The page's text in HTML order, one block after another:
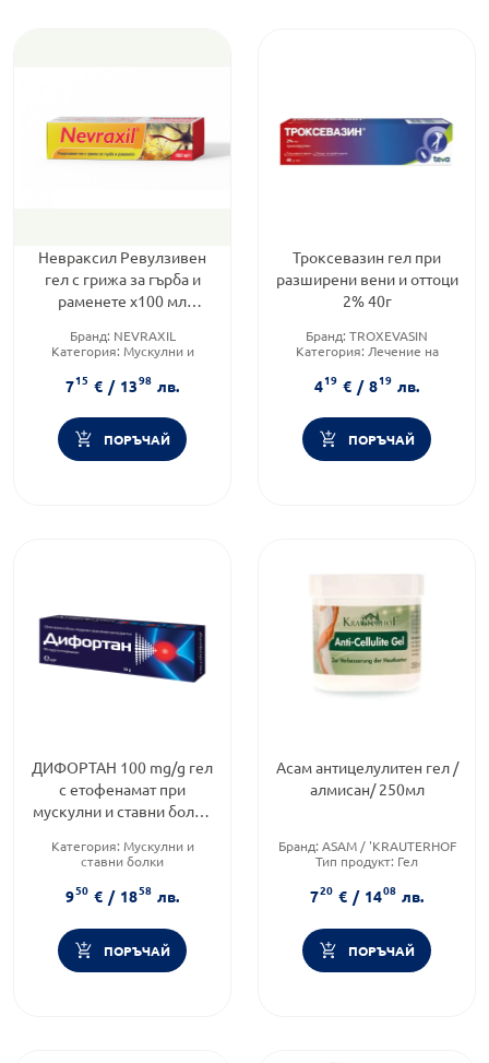
Невраксил Ревулзивен
гел с грижа за гърба и
раменете x100 мл
Бранд: NEVRAXIL
Категория: Мускулни и
Предназначено за:възрастни
715 € / 1398 лв.
ПОРЪЧАЙ
Троксевазин гел при
разширени вени и оттоци
2% 40г
Бранд: TROXEVASIN
Категория: Лечение на
Приложение:дермално
419 € / 819 лв.
ПОРЪЧАЙ
ДИФОРТАН 100 mg/g гел
с етофенамат при
мускулни и ставни болки
Категория: Мускулни и
ставни болки
Brand: benu.bg
950 € / 1858 лв.
ПОРЪЧАЙ
Асам антицелулитен гел /
алмисан/ 250мл
Бранд: ASAM / 'KRAUTERHOF
Тип продукт: Гел
720 € / 1408 лв.
ПОРЪЧАЙ